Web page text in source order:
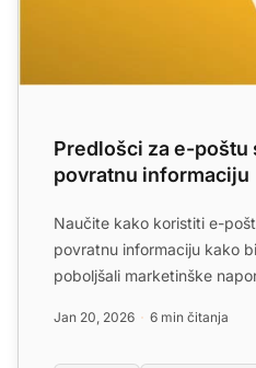
Predlošci za e-poštu
povratnu informaciju
Naučite kako koristiti e-
povratnu informaciju kako
poboljšali marketinške
Jan 20, 2026 6 min čitanja